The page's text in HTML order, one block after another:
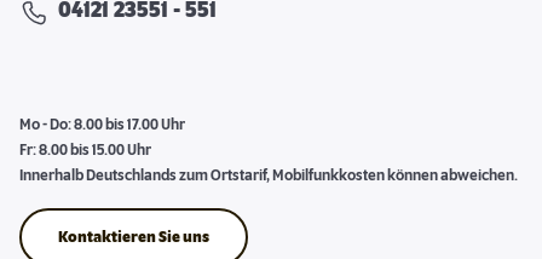
04121 23551 - 551
Mo - Do: 8.00 bis 17.00 Uhr
Fr: 8.00 bis 15.00 Uhr
Innerhalb Deutschlands zum Ortstarif, Mobilfunkkosten können abweichen.
Kontaktieren Sie uns